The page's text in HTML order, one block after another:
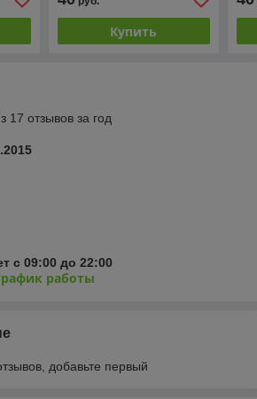
Funecotex, зеленый
Купить
17 отзывов за год
с 09:00 до 22:00
работы
добавьте первый